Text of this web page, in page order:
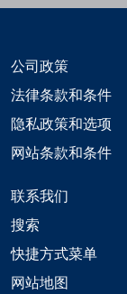
公司政策
法律条款和条件
隐私政策和选项
网站条款和条件
联系我们
搜索
快捷方式菜单
网站地图